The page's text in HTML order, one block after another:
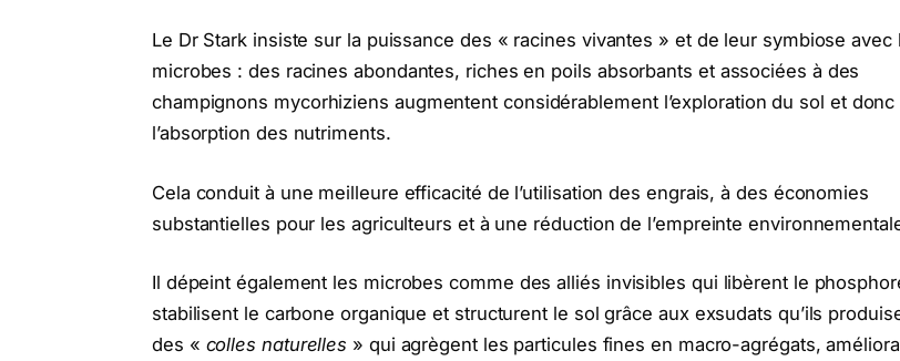
Le Dr Stark insiste sur la puissance des « racines vivantes » et de leur symbiose avec
microbes : des racines abondantes, riches en poils absorbants et associées à des
champignons mycorhiziens augmentent considérablement l’exploration du sol et donc
l’absorption des nutriments.
Cela conduit à une meilleure efficacité de l’utilisation des engrais, à des économies
substantielles pour les agriculteurs et à une réduction de l’empreinte
Il dépeint également les microbes comme des alliés invisibles qui libèrent le
stabilisent le carbone organique et structurent le sol grâce aux exsudats qu’ils
des « colles naturelles » qui agrègent les particules fines en macro-agrégats,